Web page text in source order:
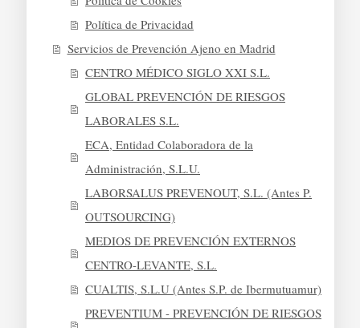
Política de Privacidad
Servicios de Prevención Ajeno en Madrid
CENTRO MÉDICO SIGLO XXI S.L.
GLOBAL PREVENCIÓN DE RIESGOS
LABORALES S.L.
ECA, Entidad Colaboradora de la
Administración, S.L.U.
LABORSALUS PREVENOUT, S.L. (Antes P.
OUTSOURCING)
MEDIOS DE PREVENCIÓN EXTERNOS
CENTRO-LEVANTE, S.L.
CUALTIS, S.L.U (Antes S.P. de Ibermutuamur)
PREVENTIUM - PREVENCIÓN DE RIESGOS